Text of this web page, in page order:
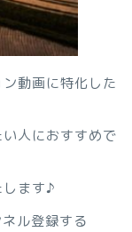
動画に特化した
人におすすめで
ます♪
ル登録する